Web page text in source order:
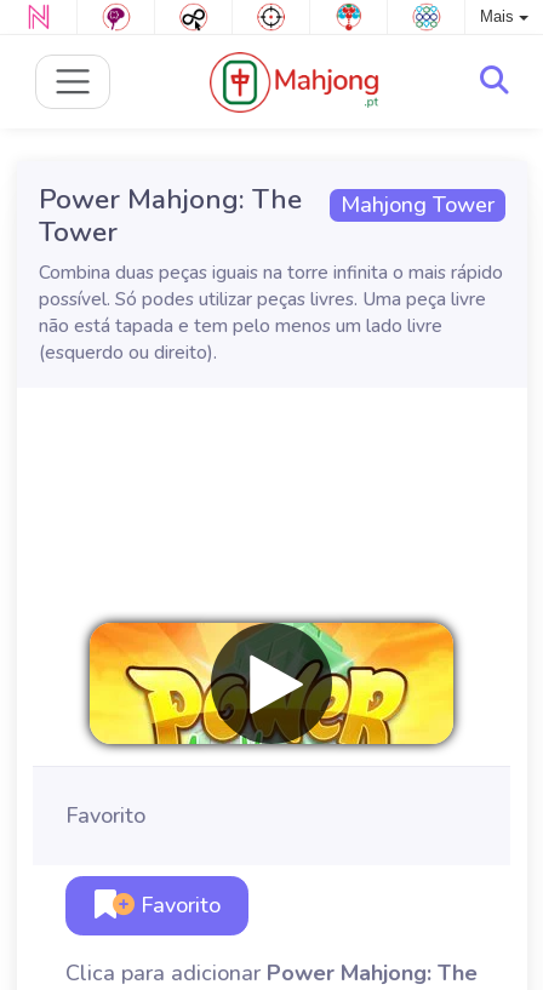
Mais
Mahjong Tower
Power Mahjong: The
Tower
Combina duas peças iguais na torre infinita o mais rápido
possível. Só podes utilizar peças livres. Uma peça livre
não está tapada e tem pelo menos um lado livre
(esquerdo ou direito).
Favorito
Favorito
Clica para adicionar Power Mahjong: The